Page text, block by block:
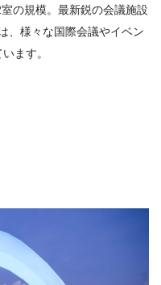
の規模。最新鋭の会議施設
、様々な国際会議やイベン
ます。